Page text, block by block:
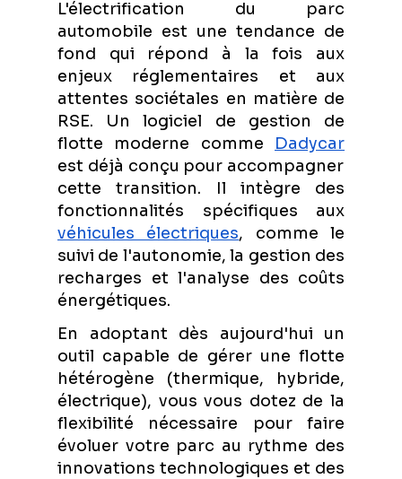
L'électrification du parc
automobile est une tendance de
fond qui répond à la fois aux
enjeux réglementaires et aux
attentes sociétales en matière de
RSE. Un logiciel de gestion de
flotte moderne comme Dadycar
est déjà conçu pour accompagner
cette transition. Il intègre des
fonctionnalités spécifiques aux
véhicules électriques, comme le
suivi de l'autonomie, la gestion des
recharges et l'analyse des coûts
énergétiques.
En adoptant dès aujourd'hui un
outil capable de gérer une flotte
hétérogène (thermique, hybride,
électrique), vous vous dotez de la
flexibilité nécessaire pour faire
évoluer votre parc au rythme des
innovations technologiques et des